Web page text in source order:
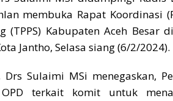
membuka Rapat Koordinasi
(TPPS) Kabupaten Aceh Besar
Jantho, Selasa siang (6/2/2024).
Sulaimi MSi menegaskan,
terkait komit untuk